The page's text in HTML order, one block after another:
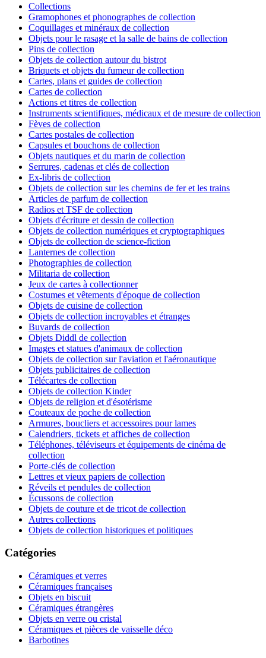
Collections
Gramophones et phonographes de collection
Coquillages et minéraux de collection
Objets pour le rasage et la salle de bains de collection
Pins de collection
Objets de collection autour du bistrot
Briquets et objets du fumeur de collection
Cartes, plans et guides de collection
Cartes de collection
Actions et titres de collection
Instruments scientifiques, médicaux et de mesure de collection
Fèves de collection
Cartes postales de collection
Capsules et bouchons de collection
Objets nautiques et du marin de collection
Serrures, cadenas et clés de collection
Ex-libris de collection
Objets de collection sur les chemins de fer et les trains
Articles de parfum de collection
Radios et TSF de collection
Objets d'écriture et dessin de collection
Objets de collection numériques et cryptographiques
Objets de collection de science-fiction
Lanternes de collection
Photographies de collection
Militaria de collection
Jeux de cartes à collectionner
Costumes et vêtements d'époque de collection
Objets de cuisine de collection
Objets de collection incroyables et étranges
Buvards de collection
Objets Diddl de collection
Images et statues d'animaux de collection
Objets de collection sur l'aviation et l'aéronautique
Objets publicitaires de collection
Télécartes de collection
Objets de collection Kinder
Objets de religion et d'ésotérisme
Couteaux de poche de collection
Armures, boucliers et accessoires pour lames
Calendriers, tickets et affiches de collection
Téléphones, téléviseurs et équipements de cinéma de
collection
Porte-clés de collection
Lettres et vieux papiers de collection
Réveils et pendules de collection
Écussons de collection
Objets de couture et de tricot de collection
Autres collections
Objets de collection historiques et politiques
Catégories
Céramiques et verres
Céramiques françaises
Objets en biscuit
Céramiques étrangères
Objets en verre ou cristal
Céramiques et pièces de vaisselle déco
Barbotines